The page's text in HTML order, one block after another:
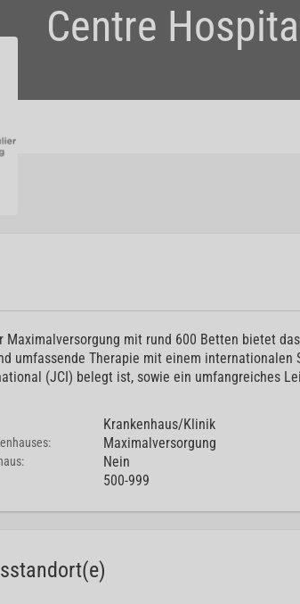
Centre
Maximalversorgung mit rund 600 Betten bietet
umfassende Therapie mit einem internationalen
(JCI) belegt ist, sowie ein umfangreiches
Krankenhaus/Klinik
Maximalversorgung
Nein
500-999